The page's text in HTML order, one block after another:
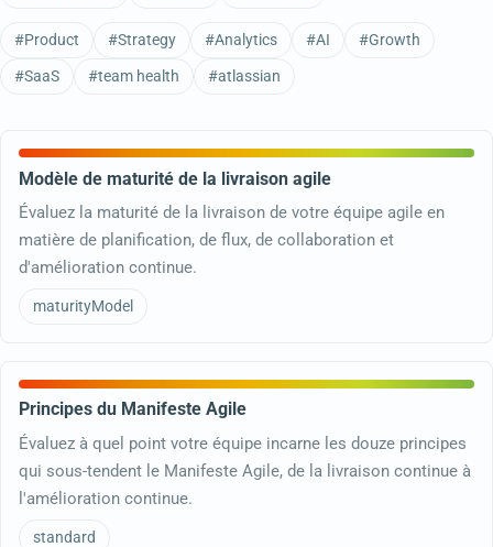
#Product #Strategy #Analytics #AI #Growth
#SaaS #team health #atlassian
Modèle de maturité de la livraison agile
Évaluez la maturité de la livraison de votre équipe agile en
matière de planification, de flux, de collaboration et
d'amélioration continue.
maturityModel
Principes du Manifeste Agile
Évaluez à quel point votre équipe incarne les douze principes
qui sous-tendent le Manifeste Agile, de la livraison continue à
l'amélioration continue.
standard